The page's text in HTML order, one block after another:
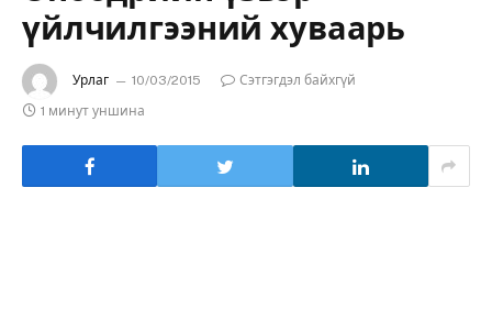
үйлчилгээний хуваарь
Урлаг 10/03/2015
Сэтгэгдэл байхгүй
1 минут уншина